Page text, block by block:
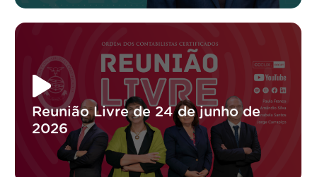
Reunião Livre de 24 de junho de
2026